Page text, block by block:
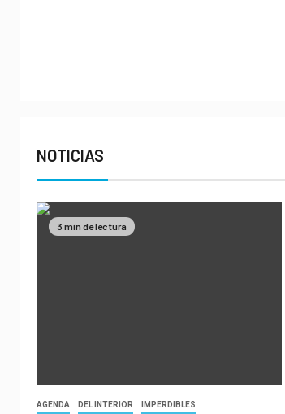
NOTICIAS
3 min de lectura
AGENDA DEL INTERIOR IMPERDIBLES